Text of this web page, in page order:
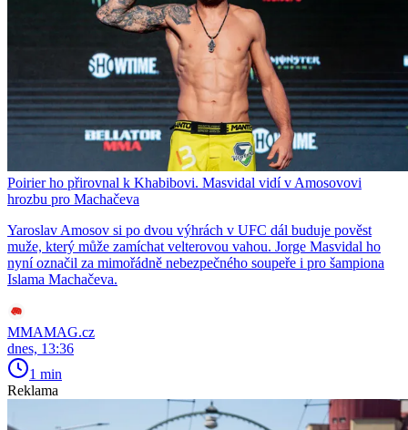
Poirier ho přirovnal k Khabibovi. Masvidal vidí v Amosovovi
hrozbu pro Machačeva
Yaroslav Amosov si po dvou výhrách v UFC dál buduje pověst
muže, který může zamíchat velterovou vahou. Jorge Masvidal ho
nyní označil za mimořádně nebezpečného soupeře i pro šampiona
Islama Machačeva.
MMAMAG.cz
dnes, 13:36
1 min
Reklama